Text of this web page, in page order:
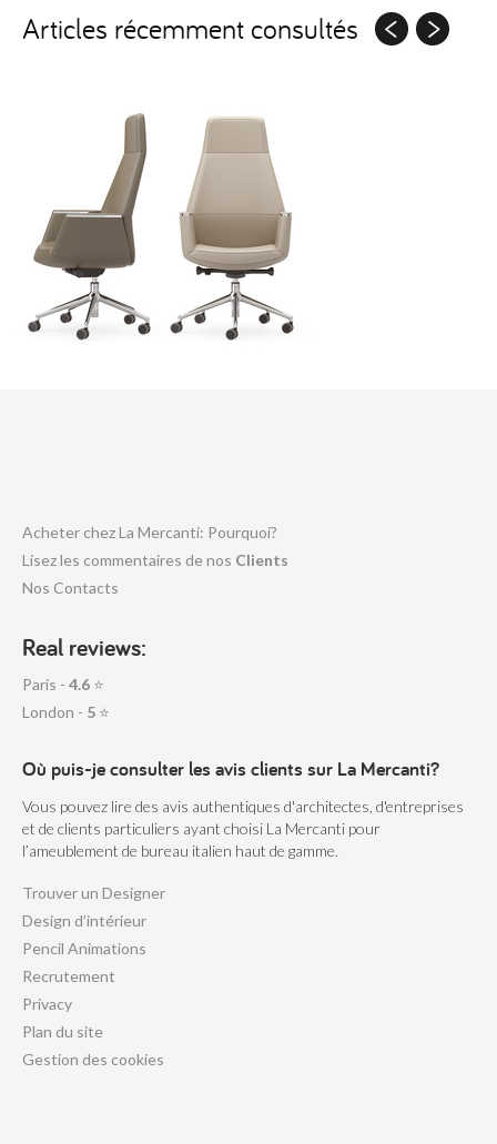
Articles récemment consultés
Acheter chez La Mercanti: Pourquoi?
Lisez les commentaires de nos Clients
Nos Contacts
Real reviews:
Paris - 4.6 ⭐
London - 5 ⭐
Où puis-je consulter les avis clients sur La Mercanti?
Vous pouvez lire des avis authentiques d'architectes, d'entreprises
et de clients particuliers ayant choisi La Mercanti pour
l’ameublement de bureau italien haut de gamme.
Trouver un Designer
Design d’intérieur
Pencil Animations
Recrutement
Privacy
Plan du site
Gestion des cookies